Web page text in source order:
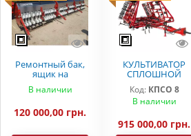
Ремонтный бак,
ящик на
вариаторную
сеялку СЗ 5.4
В наличии
120 000,00 грн.
КУЛЬТИВАТОР
СПЛОШНОЙ
ОБРАБОТКИ
ДЕМЕТРА КПСО-8
Код: КПСО 8
В наличии
915 000,00 грн.